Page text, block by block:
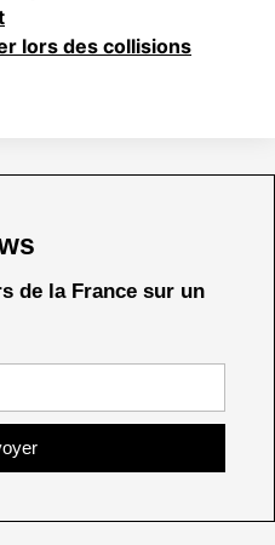
lors des collisions
de la France sur un